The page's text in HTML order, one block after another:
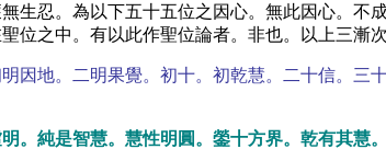
生忍。為以下五十五位之因心。無此因心。不
之中。有以此作聖位論者。非也。以上三漸
因地。二明果覺。初十。初乾慧。二十信。三
。純是智慧。慧性明圓。鎣十方界。乾有其慧。